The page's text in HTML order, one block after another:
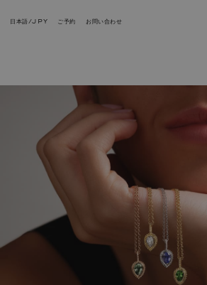
日本語/JPY ご予約 お問い合わせ